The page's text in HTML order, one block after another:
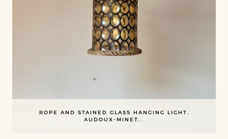
ROPE AND STAINED GLASS HANGING LIGHT,
AUDOUX-MINET...